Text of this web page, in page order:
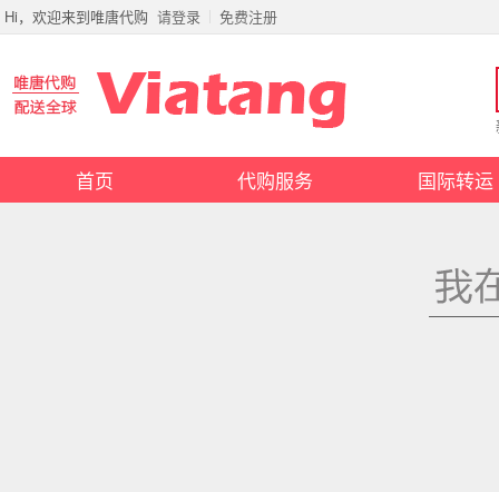
Hi，欢迎来到唯唐代购 请登录 免费注册
首页 代购服务 国际转运